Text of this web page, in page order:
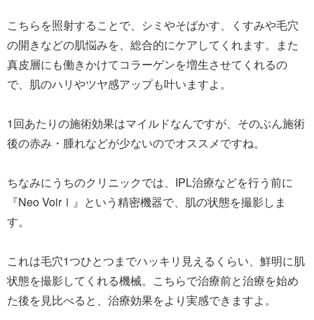
こちらを照射することで、シミやそばかす、くすみや毛穴
の開きなどの肌悩みを、総合的にケアしてくれます。また
真皮層にも働きかけてコラーゲンを増生させてくれるの
で、肌のハリやツヤ感アップも叶いますよ。
1回あたりの施術効果はマイルドなんですが、そのぶん施術
後の赤み・腫れなどが少ないのでオススメですね。
ちなみにうちのクリニックでは、IPL治療などを行う前に
『Neo VoirⅠ』という精密機器で、肌の状態を撮影しま
す。
これは毛穴1つひとつまでハッキリ見えるくらい、鮮明に肌
状態を撮影してくれる機械。こちらで治療前と治療を始め
た後を見比べると、治療効果をより実感できますよ。